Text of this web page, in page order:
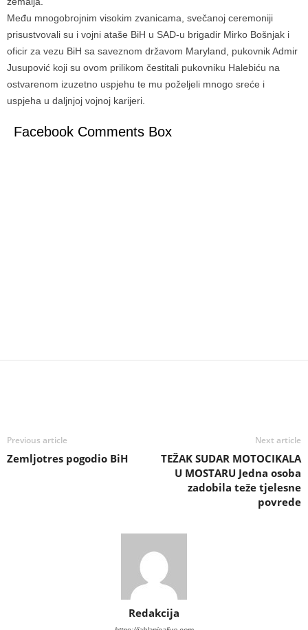
Među mnogobrojnim visokim zvanicama, svečanoj ceremoniji
prisustvovali su i vojni ataše BiH u SAD-u brigadir Mirko Bošnjak i
oficir za vezu BiH sa saveznom državom Maryland, pukovnik Admir
Jusupović koji su ovom prilikom čestitali pukovniku Halebiću na
ostvarenom izuzetno uspjehu te mu poželjeli mnogo sreće i
uspjeha u daljnjoj vojnoj karijeri.
Facebook Comments Box
Previous article
Zemljotres pogodio BiH
Next article
TEŽAK SUDAR MOTOCIKALA
U MOSTARU Jedna osoba
zadobila teže tjelesne
povrede
Redakcija